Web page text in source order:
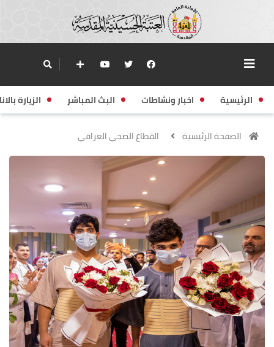
الرئيسية اخبار ونشاطات البث المباشر الزيارة
الصفحة الرئيسية القطاع الصحي العراقي